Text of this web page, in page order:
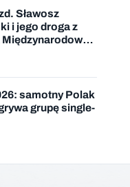
Sławosz
i jego droga z
samotny Polak
grupę single-